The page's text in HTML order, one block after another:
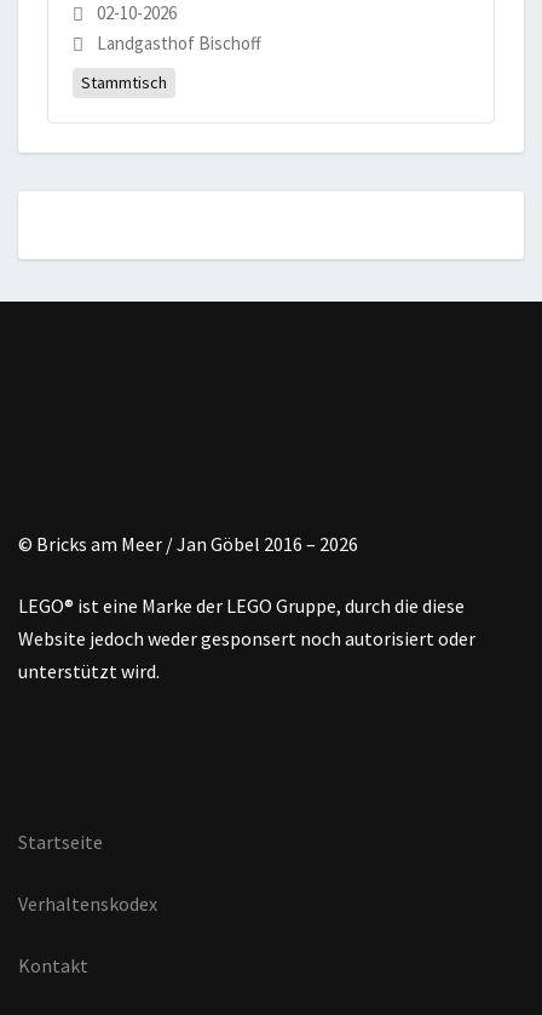
02-10-2026
Landgasthof Bischoff
Stammtisch
© Bricks am Meer / Jan Göbel 2016 – 2026
LEGO® ist eine Marke der LEGO Gruppe, durch die diese
Website jedoch weder gesponsert noch autorisiert oder
unterstützt wird.
Startseite
Verhaltenskodex
Kontakt